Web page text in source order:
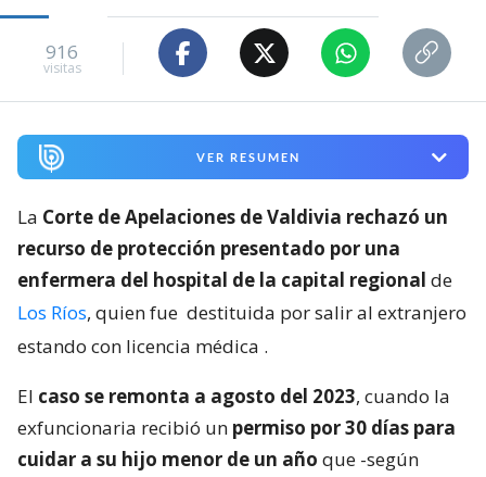
916
visitas
VER RESUMEN
La Corte de Apelaciones de Valdivia rechazó un
recurso de protección presentado por una
enfermera del hospital de la capital regional de
Los Ríos, quien fue destituida por salir al extranjero
estando con licencia médica .
El caso se remonta a agosto del 2023, cuando la
exfuncionaria recibió un permiso por 30 días para
cuidar a su hijo menor de un año que -según